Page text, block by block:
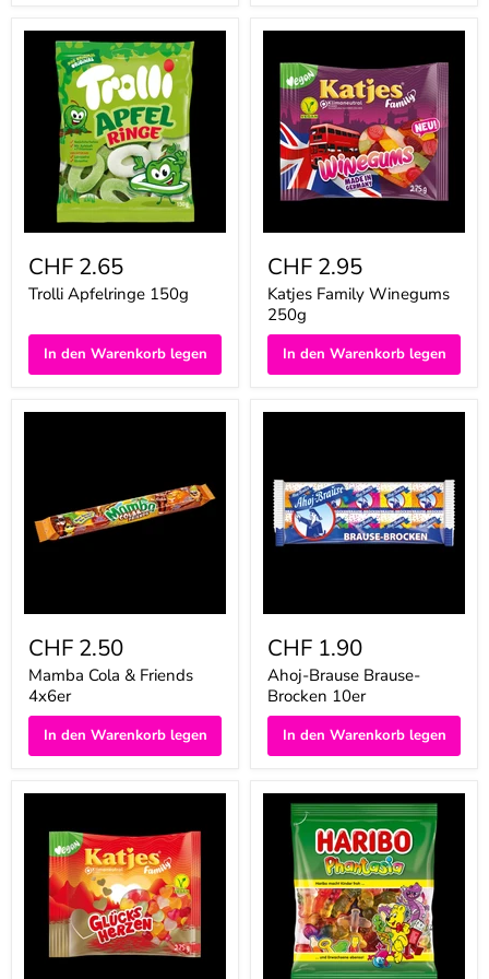
Trolli
Apfelringe
150g
CHF 2.65
Trolli Apfelringe 150g
In den Warenkorb legen
Katjes
Winegums
250g
CHF 2.95
Katjes Family Winegums
250g
In den Warenkorb legen
Mamba
CHF 2.50
Mamba Cola & Friends
4x6er
In den Warenkorb legen
Ahoj-
10er
CHF 1.90
Ahoj-Brause Brause-
Brocken 10er
In den Warenkorb legen
Katjes
Glücksherzen
250g
Haribo
Phantasia
175g